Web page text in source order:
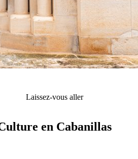
Laissez-vous aller
en Cabanillas